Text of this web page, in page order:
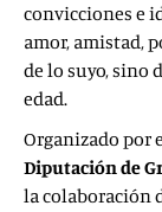
convicciones e
amor, amistad,
de lo suyo, sino
edad.
Organizado por
Diputación de
la colaboración